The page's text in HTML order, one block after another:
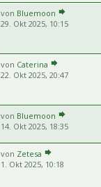
von Bluemoon
29. Okt 2025, 10:15
von Caterina
22. Okt 2025, 20:47
von Bluemoon
14. Okt 2025, 18:35
von Zetesa
1. Okt 2025, 10:18